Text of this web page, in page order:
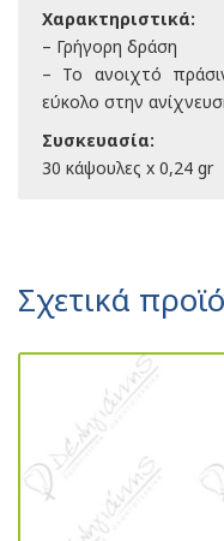
Χαρακτηριστικά:
– Γρήγορη δράση
– Το ανοιχτό
εύκολο στην
Συσκευασία:
30 κάψουλες x 0,24 gr
Σχετικά